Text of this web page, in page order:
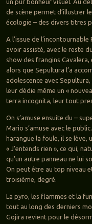
un pur bonheur visuel. Au
de scène permet d’illustrer
écologie – des divers titres
A l’issue de
avoir assisté, avec le reste
show des frangins Cavalera,
alors que Sepultura l’a
adolescence avec
leur dédie même un «
terra incognita, leur tout
On s’amuse ensuite du –
Mario s’amuse avec le
harangue la foule, il se lève,
« J’entends rien », ce qui,
qu’un autre panneau ne lui
On peut être au top niveau
troisième, degré.
La pyro, les flammes et la
tout au long des derniers
Gojira revient pour le